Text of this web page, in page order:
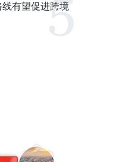
有望促进跨境